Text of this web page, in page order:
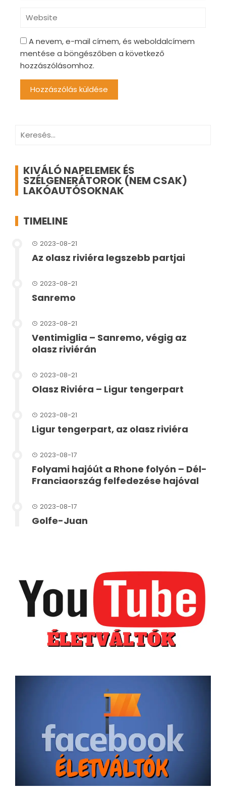
A nevem, e-mail címem, és weboldalcímem
mentése a böngészőben a következő
hozzászólásomhoz.
Keresés:
KIVÁLÓ NAPELEMEK ÉS
SZÉLGENERÁTOROK (NEM CSAK)
LAKÓAUTÓSOKNAK
TIMELINE
2023-08-21
Az olasz riviéra legszebb partjai
2023-08-21
Sanremo
2023-08-21
Ventimiglia – Sanremo, végig az
olasz riviérán
2023-08-21
Olasz Riviéra – Ligur tengerpart
2023-08-21
Ligur tengerpart, az olasz riviéra
2023-08-17
Folyami hajóút a Rhone folyón – Dél-
Franciaország felfedezése hajóval
2023-08-17
Golfe-Juan